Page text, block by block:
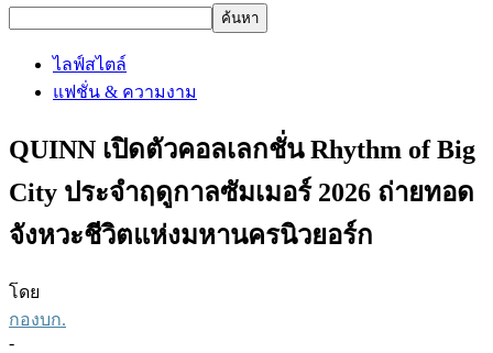
ไลฟ์สไตล์
แฟชั่น & ความงาม
QUINN เปิดตัวคอลเลกชั่น Rhythm of Big
City ประจำฤดูกาลซัมเมอร์ 2026 ถ่ายทอด
จังหวะชีวิตแห่งมหานครนิวยอร์ก
โดย
กองบก.
-